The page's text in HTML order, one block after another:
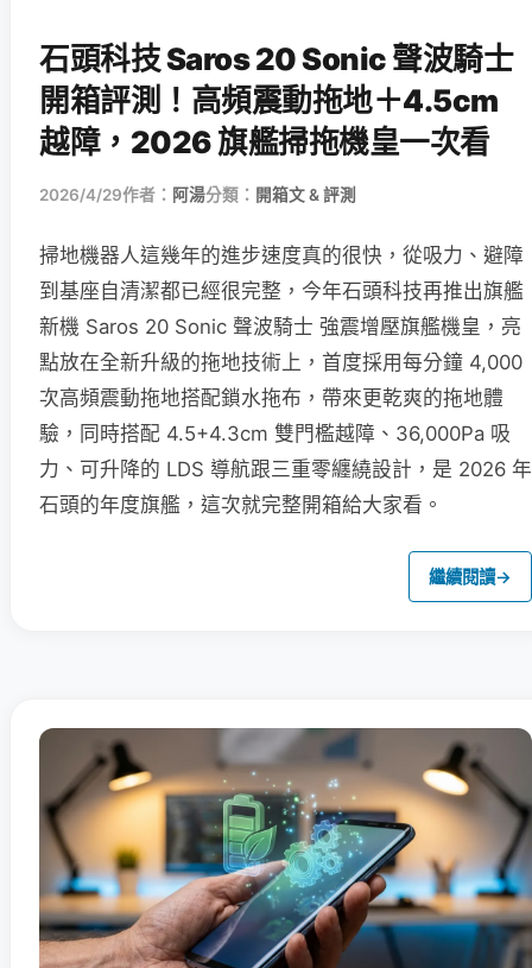
石頭科技 Saros 20 Sonic 聲波騎士
開箱評測！高頻震動拖地＋4.5cm
越障，2026 旗艦掃拖機皇一次看
2026/4/29作者： 阿湯分類： 開箱文 & 評測
掃地機器人這幾年的進步速度真的很快，從吸力、避障
到基座自清潔都已經很完整，今年石頭科技再推出旗艦
新機 Saros 20 Sonic 聲波騎士 強震增壓旗艦機皇，亮
點放在全新升級的拖地技術上，首度採用每分鐘 4,000
次高頻震動拖地搭配鎖水拖布，帶來更乾爽的拖地體
驗，同時搭配 4.5+4.3cm 雙門檻越障、36,000Pa 吸
力、可升降的 LDS 導航跟三重零纏繞設計，是 2026 年
石頭的年度旗艦，這次就完整開箱給大家看。
繼續閱讀→